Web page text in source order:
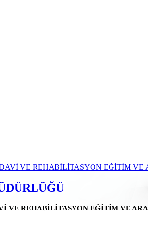
VE REHABİLİTASYON EĞİTİM VE